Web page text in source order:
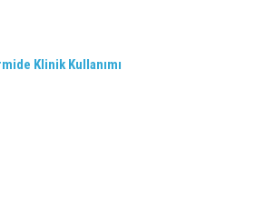
Klinik Kullanımı